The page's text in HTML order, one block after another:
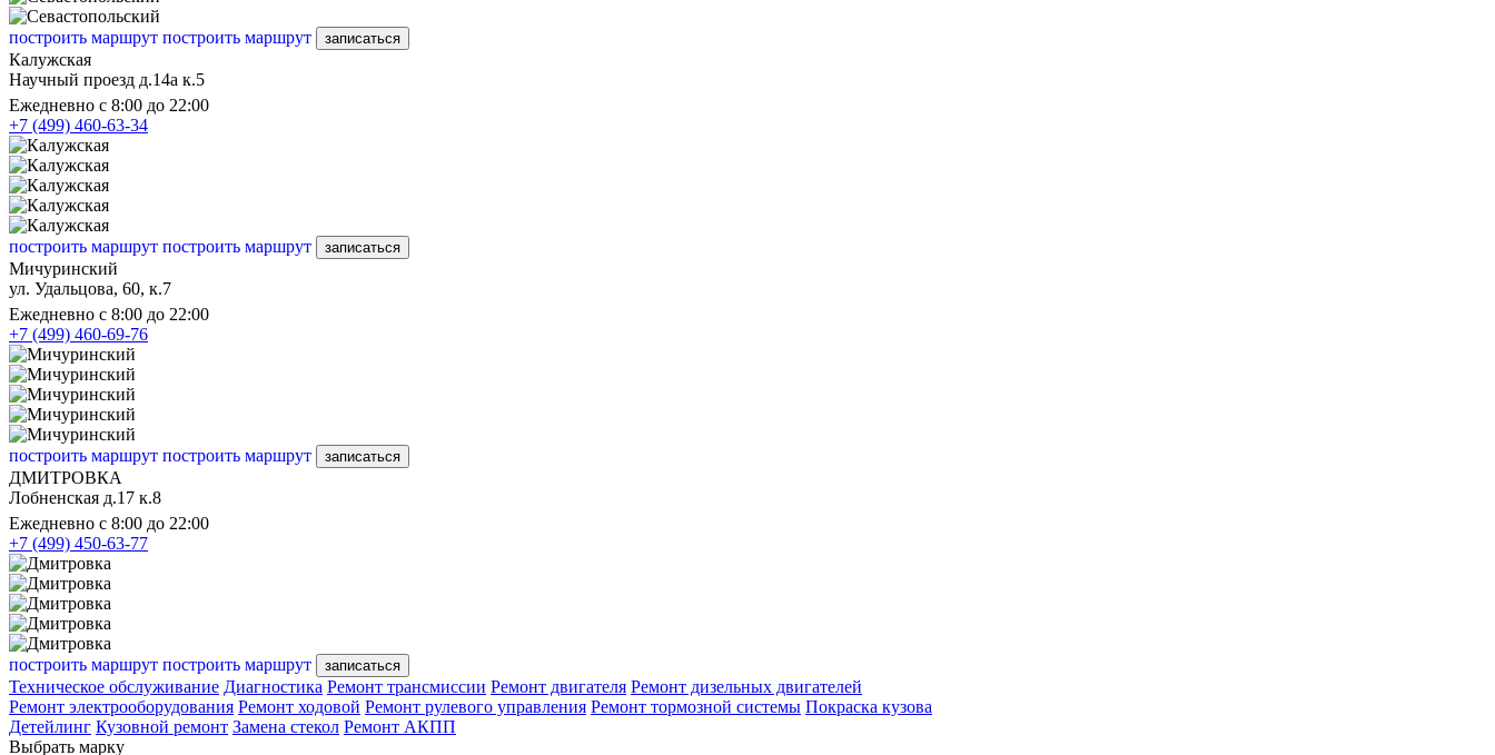
построить маршрут построить маршрут записаться
Калужская
Научный проезд д.14а к.5
Ежедневно с 8:00 до 22:00
+7 (499) 460-63-34
построить маршрут построить маршрут записаться
Мичуринский
ул. Удальцова, 60, к.7
Ежедневно с 8:00 до 22:00
+7 (499) 460-69-76
построить маршрут построить маршрут записаться
ДМИТРОВКА
Лобненская д.17 к.8
Ежедневно с 8:00 до 22:00
+7 (499) 450-63-77
построить маршрут построить маршрут записаться
Техническое обслуживание Диагностика Ремонт трансмиссии Ремонт двигателя Ремонт дизельных двигателей
Ремонт электрооборудования Ремонт ходовой Ремонт рулевого управления Ремонт тормозной системы Покраска кузова
Детейлинг Кузовной ремонт Замена стекол Ремонт АКПП
Выбрать марку